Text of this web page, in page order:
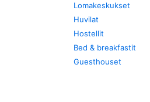
Lomakeskukset
Huvilat
Hostellit
Bed & breakfastit
Guesthouset